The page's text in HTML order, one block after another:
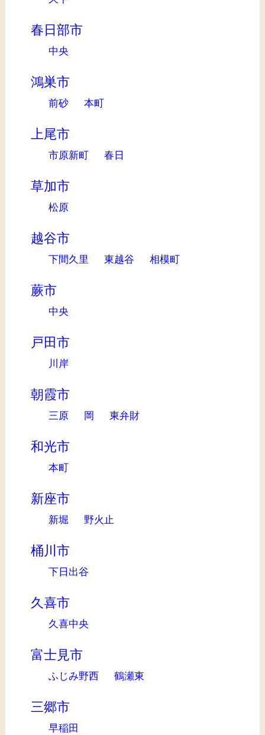
春日部市
中央
鴻巣市
前砂 本町
上尾市
市原新町 春日
草加市
松原
越谷市
下間久里 東越谷 相模町
蕨市
中央
戸田市
川岸
朝霞市
三原 岡 東弁財
和光市
本町
新座市
新堀 野火止
桶川市
下日出谷
久喜市
久喜中央
富士見市
ふじみ野西 鶴瀬東
三郷市
早稲田